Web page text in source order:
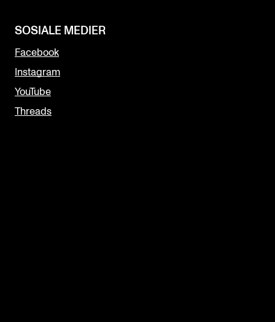
SOSIALE MEDIER
Facebook
Instagram
YouTube
Threads